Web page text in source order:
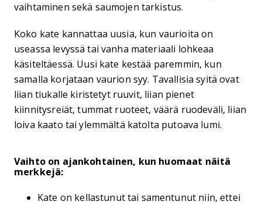
vaihtaminen sekä saumojen tarkistus.
Koko kate kannattaa uusia, kun vaurioita on
useassa levyssä tai vanha materiaali lohkeaa
käsiteltäessä. Uusi kate kestää paremmin, kun
samalla korjataan vaurion syy. Tavallisia syitä ovat
liian tiukalle kiristetyt ruuvit, liian pienet
kiinnitysreiät, tummat ruoteet, väärä ruodeväli, liian
loiva kaato tai ylemmältä katolta putoava lumi.
Vaihto on ajankohtainen, kun huomaat näitä
merkkejä:
Kate on kellastunut tai samentunut niin, ettei